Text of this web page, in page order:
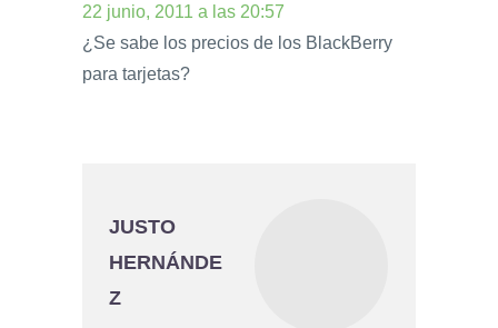
22 junio, 2011 a las 20:57
¿Se sabe los precios de los BlackBerry
para tarjetas?
JUSTO
HERNÁNDE
Z